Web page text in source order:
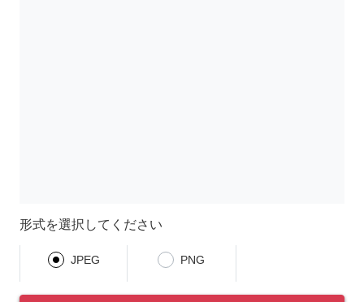
形式を選択してください
JPEG PNG